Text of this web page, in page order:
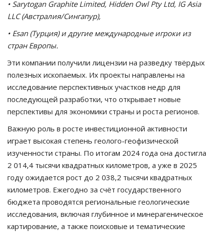
• Sarytogan Graphite Limited, Hidden Owl Pty Ltd, IG Asia
LLC (Австралия/Сингапур),
• Esan (Турция) и другие международные игроки из
стран Европы.
Эти компании получили лицензии на разведку твёрдых
полезных ископаемых. Их проекты направлены на
исследование перспективных участков недр для
последующей разработки, что открывает новые
перспективы для экономики страны и роста регионов.
Важную роль в росте инвестиционной активности
играет высокая степень геолого-геофизической
изученности страны. По итогам 2024 года она достигла
2 014,4 тысячи квадратных километров, а уже в 2025
году ожидается рост до 2 038,2 тысячи квадратных
километров. Ежегодно за счёт государственного
бюджета проводятся региональные геологические
исследования, включая глубинное и минерагеническое
картирование, а также поисковые и тематические